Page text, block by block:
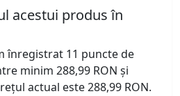
acestui produs în
înregistrat 11 puncte de
minim 288,99 RON și
actual este 288,99 RON.